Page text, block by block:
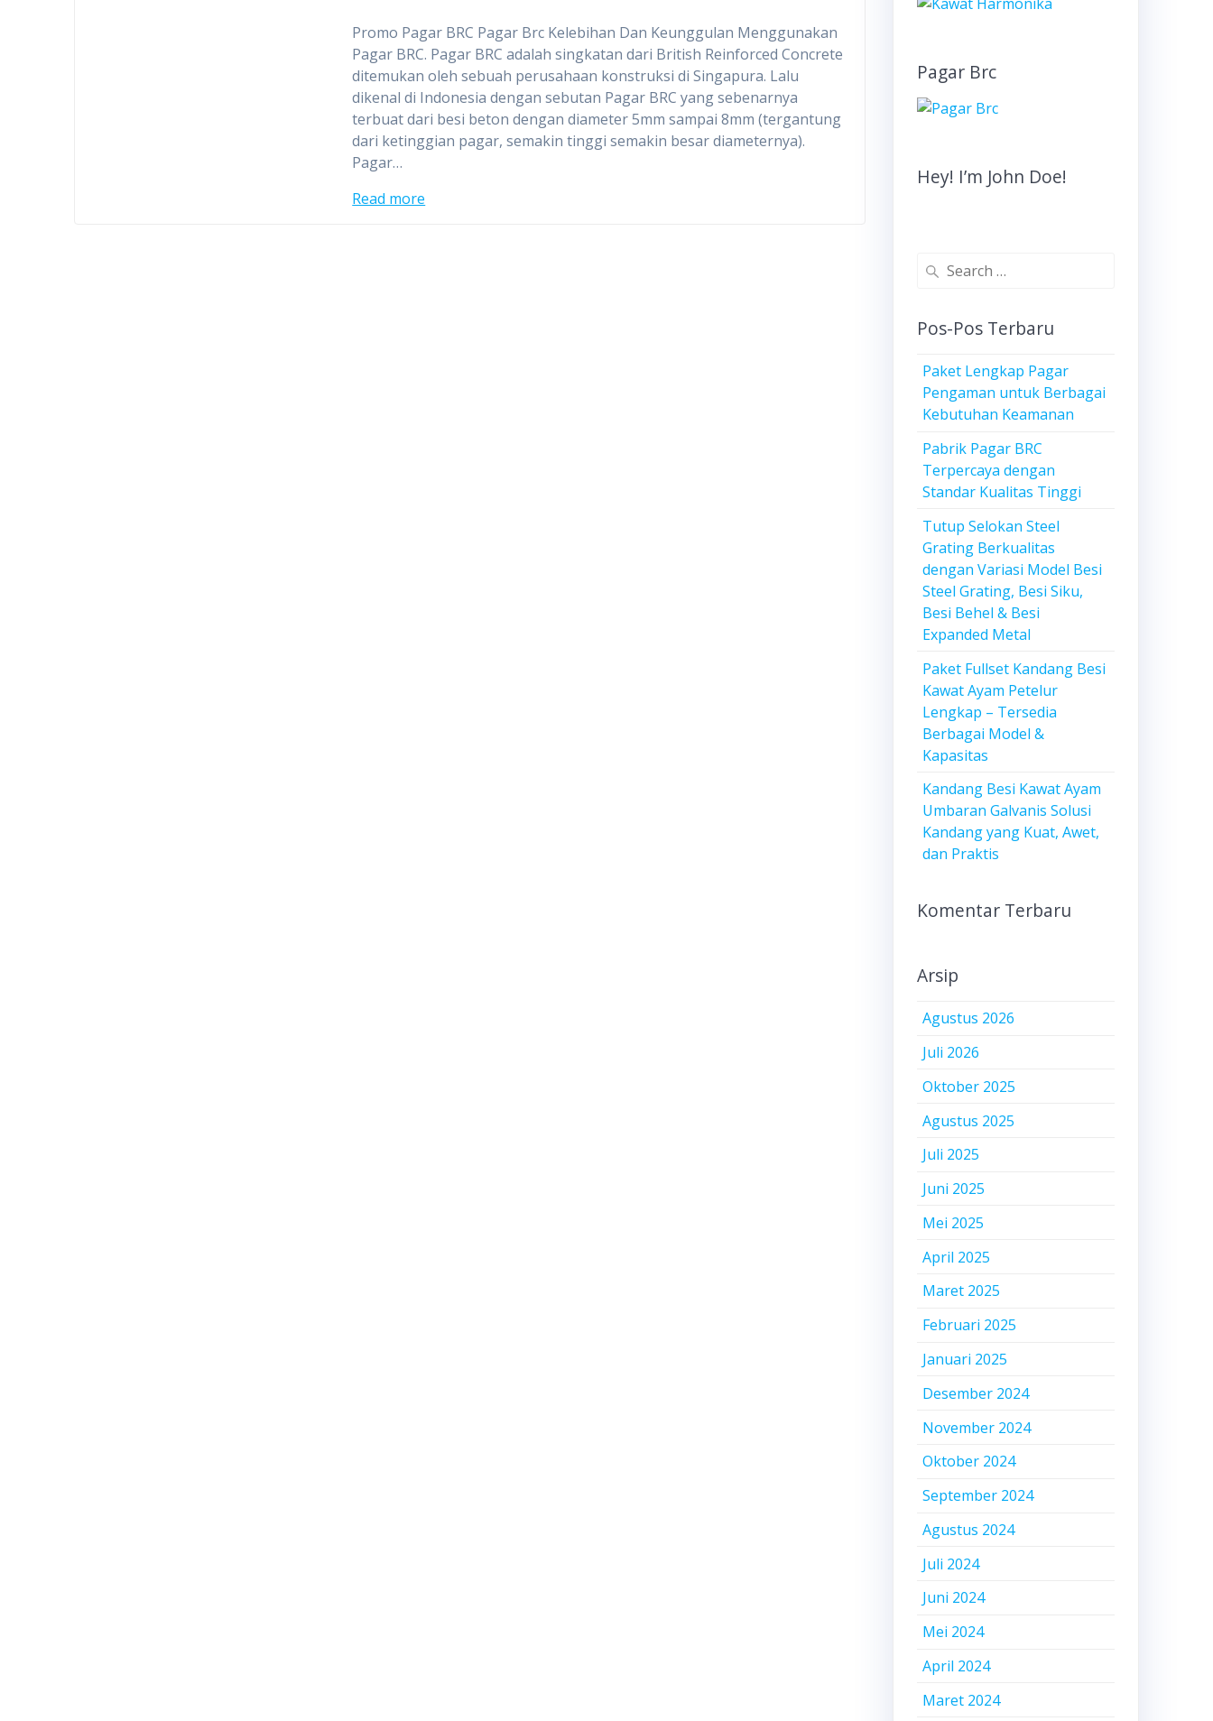
Promo Pagar BRC Pagar Brc Kelebihan Dan Keunggulan Menggunakan
Pagar BRC. Pagar BRC adalah singkatan dari British Reinforced Concrete
ditemukan oleh sebuah perusahaan konstruksi di Singapura. Lalu
dikenal di Indonesia dengan sebutan Pagar BRC yang sebenarnya
terbuat dari besi beton dengan diameter 5mm sampai 8mm (tergantung
dari ketinggian pagar, semakin tinggi semakin besar diameternya).
Pagar…
Read more
Pagar Brc
Hey! I’m John Doe!
Search
Pos-Pos Terbaru
Paket Lengkap Pagar
Pengaman untuk Berbagai
Kebutuhan Keamanan
Pabrik Pagar BRC
Terpercaya dengan
Standar Kualitas Tinggi
Tutup Selokan Steel
Grating Berkualitas
dengan Variasi Model Besi
Steel Grating, Besi Siku,
Besi Behel & Besi
Expanded Metal
Paket Fullset Kandang Besi
Kawat Ayam Petelur
Lengkap – Tersedia
Berbagai Model &
Kapasitas
Kandang Besi Kawat Ayam
Umbaran Galvanis Solusi
Kandang yang Kuat, Awet,
dan Praktis
Komentar Terbaru
Arsip
Agustus 2026
Juli 2026
Oktober 2025
Agustus 2025
Juli 2025
Juni 2025
Mei 2025
April 2025
Maret 2025
Februari 2025
Januari 2025
Desember 2024
November 2024
Oktober 2024
September 2024
Agustus 2024
Juli 2024
Juni 2024
Mei 2024
April 2024
Maret 2024